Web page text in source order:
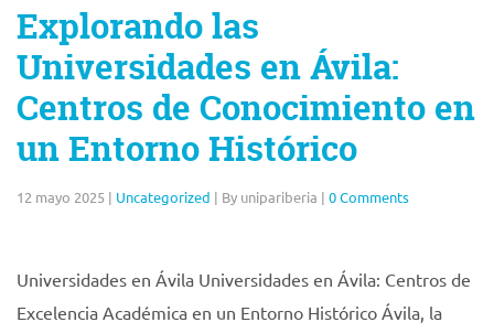
Explorando las
Universidades en Ávila:
Centros de Conocimiento en
un Entorno Histórico
12 mayo 2025 | Uncategorized | By unipariberia | 0 Comments
Universidades en Ávila Universidades en Ávila: Centros de
Excelencia Académica en un Entorno Histórico Ávila, la